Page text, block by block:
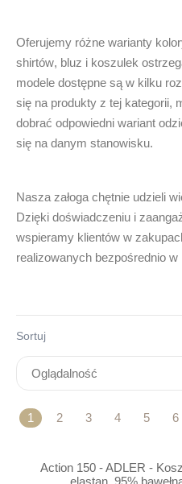
Oferujemy różne warianty
shirtów, bluz i koszulek
modele dostępne są w kilku
się na produkty z tej kategorii,
dobrać odpowiedni wariant
się na danym stanowisku.
Nasza załoga chętnie udzieli
Dzięki doświadczeniu i
wspieramy klientów w
realizowanych bezpośrednio
Sortuj
1 2 3 4 5 6
Action 150 - ADLER -
elastan, 95%